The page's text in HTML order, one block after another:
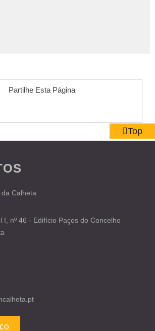
Partilhe Esta Página
Calheta
I, nº 46 - Edifício Paços do Concelho
Top